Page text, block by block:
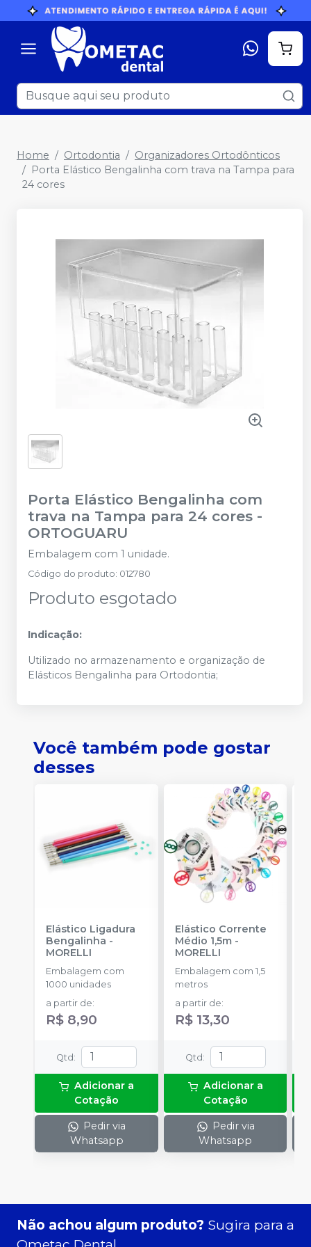
Home Ortodontia
Organizadores Ortodônticos
Porta Elástico Bengalinha com trava na Tampa para
24 cores
Porta Elástico Bengalinha com
trava na Tampa para 24 cores -
ORTOGUARU
Embalagem com 1 unidade.
Código do produto: 012780
Produto esgotado
Indicação:
Utilizado no armazenamento e organização de
Elásticos Bengalinha para Ortodontia;
Você também pode gostar
desses
Elástico Ligadura
Bengalinha -
MORELLI
Embalagem com
1000 unidades
a partir de:
R$ 8,90
Qtd :
Adicionar a
Cotação
Pedir via
Whatsapp
Elástico Corrente
Médio 1,5m-
MORELLI
Embalagem com 1,5
metros
a partir de:
R$ 13,30
Qtd :
Adicionar a
Cotação
Pedir via
Whatsapp
Não achou algum produto? Sugira para a